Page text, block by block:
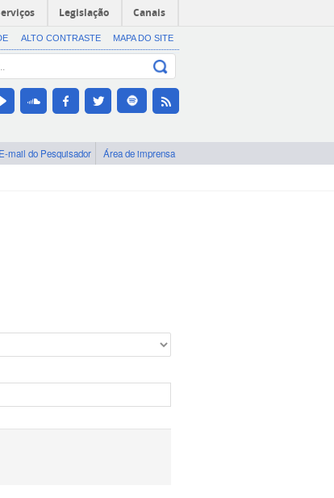
Legislação Canais
ALTO CONTRASTE MAPA DO SITE
E-mail do Pesquisador Área de imprensa